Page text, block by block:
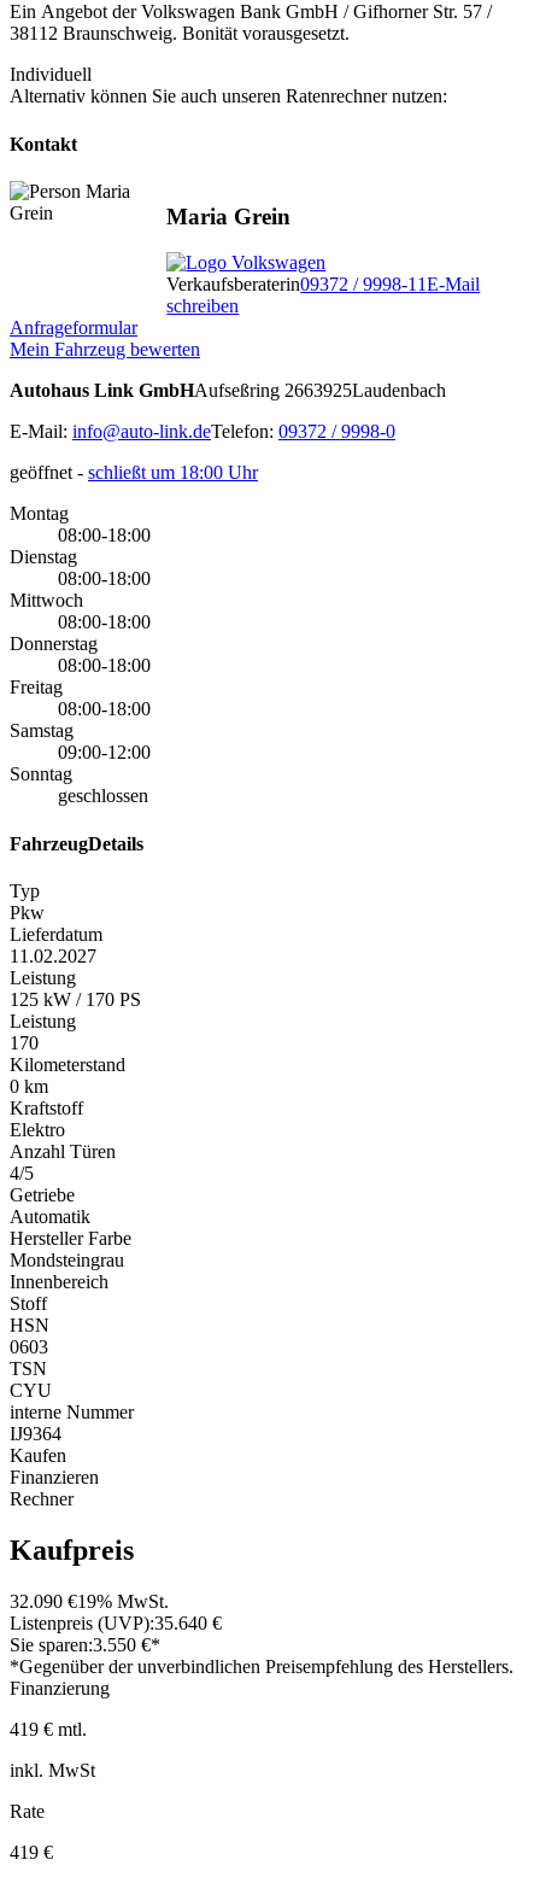
Ein Angebot der Volkswagen Bank GmbH / Gifhorner Str. 57 /
38112 Braunschweig. Bonität vorausgesetzt.
Individuell
Alternativ können Sie auch unseren Ratenrechner nutzen:
Kontakt
Maria Grein
Verkaufsberaterin09372 / 9998-11E-Mail
schreiben
Anfrageformular
Mein Fahrzeug bewerten
Autohaus Link GmbHAufseßring 2663925Laudenbach
E-Mail: info@auto-link.deTelefon: 09372 / 9998-0
geöffnet-
schließt um 18:00 Uhr
Montag
08:00-18:00
Dienstag
08:00-18:00
Mittwoch
08:00-18:00
Donnerstag
08:00-18:00
Freitag
08:00-18:00
Samstag
09:00-12:00
Sonntag
geschlossen
FahrzeugDetails
Typ
Pkw
Lieferdatum
11.02.2027
Leistung
125 kW / 170 PS
Leistung
170
Kilometerstand
0 km
Kraftstoff
Elektro
Anzahl Türen
4/5
Getriebe
Automatik
Hersteller Farbe
Mondsteingrau
Innenbereich
Stoff
HSN
0603
TSN
CYU
interne Nummer
IJ9364
Kaufen
Finanzieren
Rechner
Kaufpreis
32.090 €19% MwSt.
Listenpreis (UVP):35.640 €
Sie sparen:3.550 €*
*Gegenüber der unverbindlichen Preisempfehlung des Herstellers.
Finanzierung
419 € mtl.
inkl. MwSt
Rate
419 €